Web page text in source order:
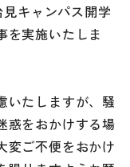
キャンパス開学
を実施いたしま
いたしますが、騒
惑をおかけする場
変ご不便をおかけ